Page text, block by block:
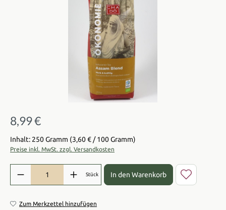
Regulärer Preis:
8,99 €
Inhalt: 250 Gramm (3,60 € / 100 Gramm)
Preise inkl. MwSt. zzgl. Versandkosten
Produkt Anzahl: Gib den gewünschten Wert ein oder benutze die
Stück In den Warenkorb
Zum Merkzettel hinzufügen